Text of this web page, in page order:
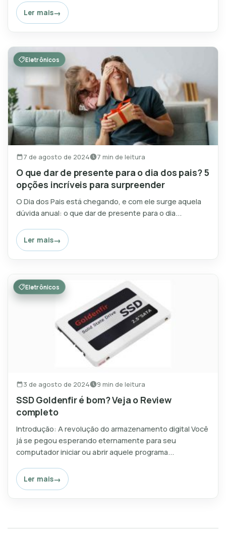
Ler mais
Eletrônicos
7 de agosto de 2024 7 min de leitura
O que dar de presente para o dia dos pais? 5
opções incríveis para surpreender
O Dia dos Pais está chegando, e com ele surge aquela
dúvida anual: o que dar de presente para o dia...
Ler mais
Eletrônicos
3 de agosto de 2024 9 min de leitura
SSD Goldenfir é bom? Veja o Review
completo
Introdução: A revolução do armazenamento digital Você
já se pegou esperando eternamente para seu
computador iniciar ou abrir aquele programa...
Ler mais